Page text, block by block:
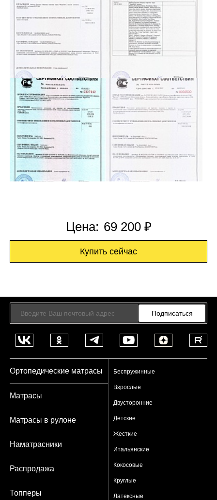
Цена: 69 200 ₽
Купить сейчас
Подписаться
Ортопедические матрасы Беспружинные
Взрослые
Двусторонние
Детские
Жесткие
Итальянские
Кокосовые
Круглые
Латексные
Матрасы
Матрасы в рулоне
Наматрасники
Распродажа
Топперы